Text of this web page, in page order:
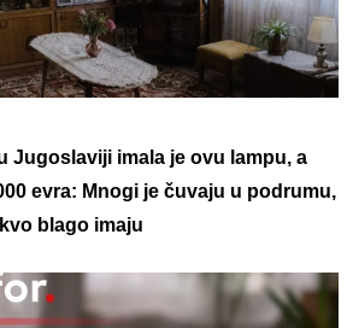
Jugoslaviji imala je ovu lampu, a
evra: Mnogi je čuvaju u podrumu,
blago imaju